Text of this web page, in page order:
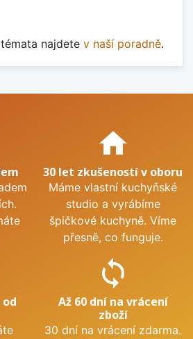
najdete v naší poradně.
nás? home
30 let zkušeností v oboru
Máme vlastní kuchyňské
studio a vyrábíme
špičkové kuchyně. Víme
přesně, co funguje.
sync
Až 60 dní na vrácení
zboží
30 dní na vrácení zdarma.